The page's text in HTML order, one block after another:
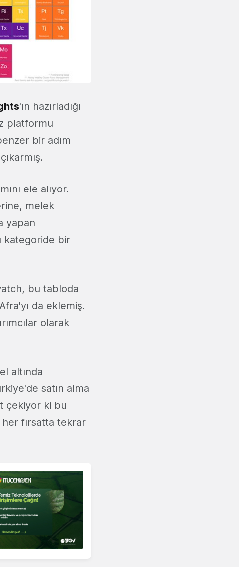
'ın hazırladığı
platformu
bir adım
ele alıyor.
melek
yapan
kategoride bir
bu tabloda
da eklemiş.
olarak
altında
satın alma
çekiyor ki bu
fırsatta tekrar